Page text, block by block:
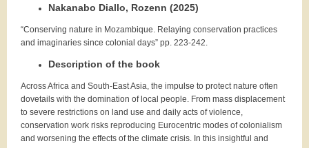
Nakanabo Diallo, Rozenn (2025)
“Conserving nature in Mozambique. Relaying conservation practices
and imaginaries since colonial days” pp. 223-242.
Description of the book
Across Africa and South-East Asia, the impulse to protect nature often
dovetails with the domination of local people. From mass displacement
to severe restrictions on land use and daily acts of violence,
conservation work risks reproducing Eurocentric modes of colonialism
and worsening the effects of the climate crisis. In this insightful and